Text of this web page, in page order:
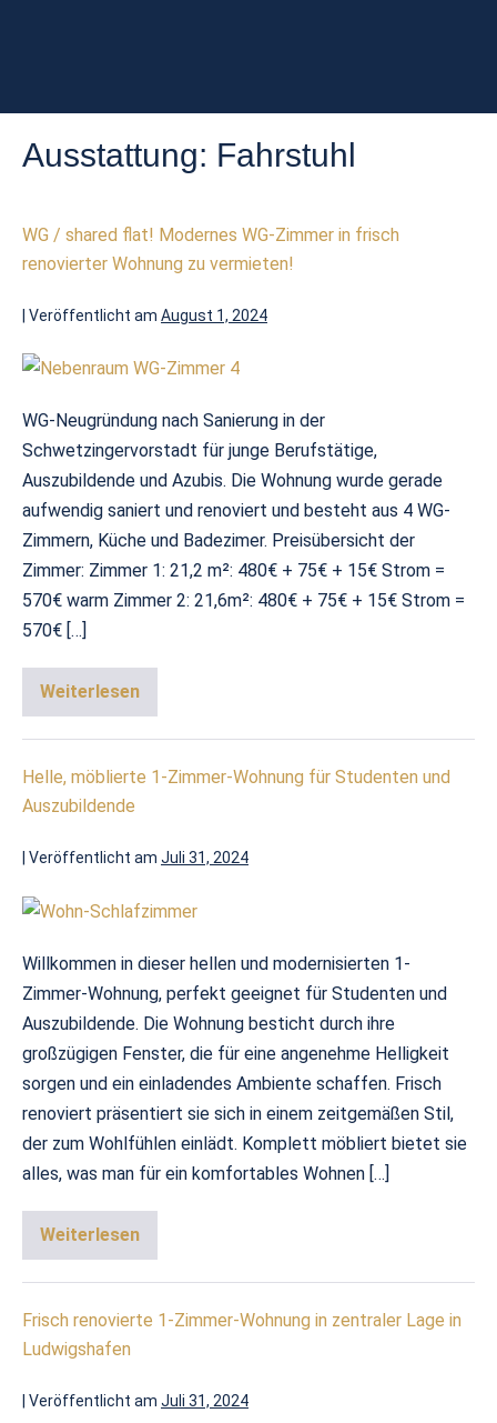
Ausstattung: Fahrstuhl
WG / shared flat! Modernes WG-Zimmer in frisch
renovierter Wohnung zu vermieten!
Veröffentlicht am August 1, 2024
WG-Neugründung nach Sanierung in der
Schwetzingervorstadt für junge Berufstätige,
Auszubildende und Azubis. Die Wohnung wurde gerade
aufwendig saniert und renoviert und besteht aus 4 WG-
Zimmern, Küche und Badezimer. Preisübersicht der
Zimmer: Zimmer 1: 21,2 m²: 480€ + 75€ + 15€ Strom =
570€ warm Zimmer 2: 21,6m²: 480€ + 75€ + 15€ Strom =
570€ […]
Weiterlesen
Helle, möblierte 1-Zimmer-Wohnung für Studenten und
Auszubildende
Veröffentlicht am Juli 31, 2024
Willkommen in dieser hellen und modernisierten 1-
Zimmer-Wohnung, perfekt geeignet für Studenten und
Auszubildende. Die Wohnung besticht durch ihre
großzügigen Fenster, die für eine angenehme Helligkeit
sorgen und ein einladendes Ambiente schaffen. Frisch
renoviert präsentiert sie sich in einem zeitgemäßen Stil,
der zum Wohlfühlen einlädt. Komplett möbliert bietet sie
alles, was man für ein komfortables Wohnen […]
Weiterlesen
Frisch renovierte 1-Zimmer-Wohnung in zentraler Lage in
Ludwigshafen
| Veröffentlicht am Juli 31, 2024